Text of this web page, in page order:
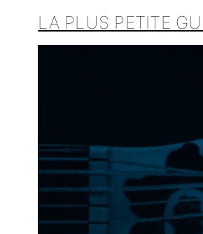
LA PLUS PETITE